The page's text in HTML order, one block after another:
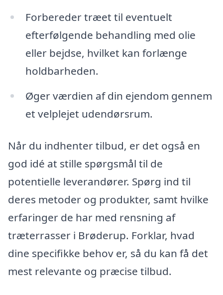
Forbereder træet til eventuelt
efterfølgende behandling med olie
eller bejdse, hvilket kan forlænge
holdbarheden.
Øger værdien af din ejendom gennem
et velplejet udendørsrum.
Når du indhenter tilbud, er det også en
god idé at stille spørgsmål til de
potentielle leverandører. Spørg ind til
deres metoder og produkter, samt hvilke
erfaringer de har med rensning af
træterrasser i Brøderup. Forklar, hvad
dine specifikke behov er, så du kan få det
mest relevante og præcise tilbud.